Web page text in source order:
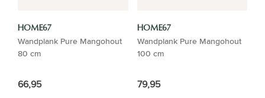
HOME67
Wandplank Pure Mangohout
80 cm
66,95
HOME67
Wandplank Pure Mangohout
100 cm
79,95